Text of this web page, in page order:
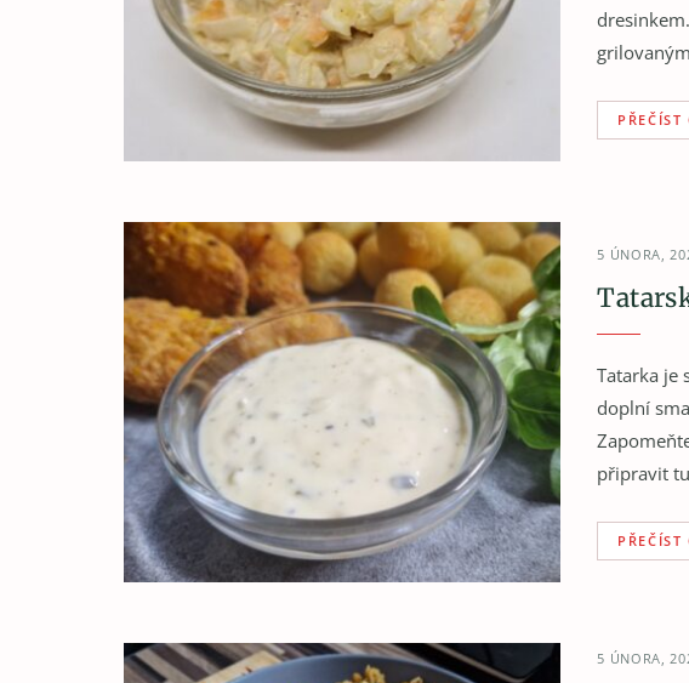
PŘEČÍST
5 ÚNORA,
Tatarka je
doplní
připravit
PŘEČÍST
5 ÚNORA,